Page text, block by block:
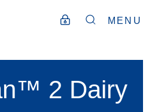
MENU
2 Dairy